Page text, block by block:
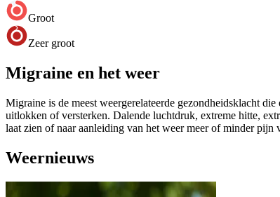
Groot
Zeer groot
Migraine en het weer
Migraine is de meest weergerelateerde gezondheidsklacht
uitlokken of versterken. Dalende luchtdruk, extreme hitte,
laat zien of naar aanleiding van het weer meer of minder pijn
Weernieuws